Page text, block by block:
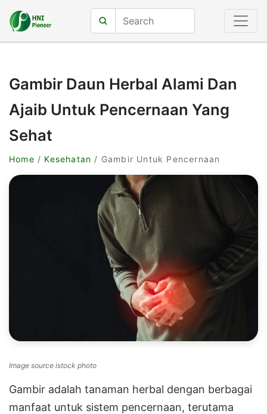
Gambir Daun Herbal Alami Dan
Ajaib Untuk Pencernaan Yang
Sehat
Home / Kesehatan / Gambir Untuk Pencernaan
Image source istock photo
Gambir adalah tanaman herbal dengan berbagai
manfaat untuk sistem pencernaan, terutama